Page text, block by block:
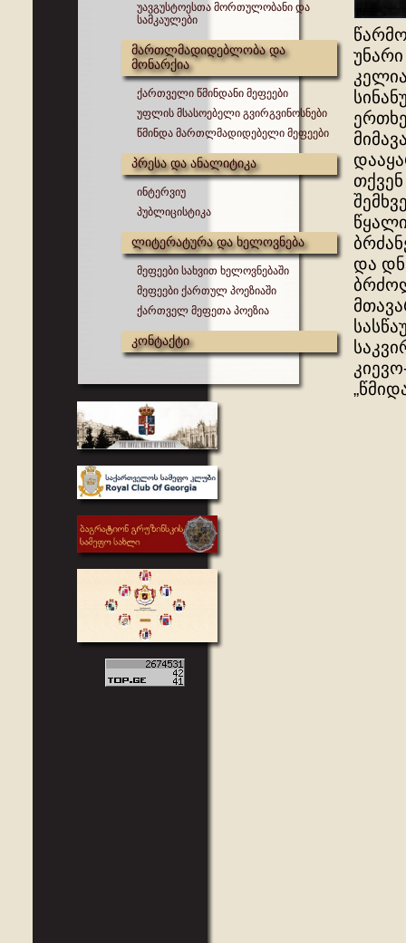
უავგუსტოესთა მორთულობანი და
სამკაულები
მართლმადიდებლობა და
მონარქია
ქართველი წმინდანი მეფეები
უფლის მსასოებელი გვირგვინოსნები
წმინდა მართლმადიდებელი მეფეები
პრესა და ანალიტიკა
ინტერვიუ
პუბლიცისტიკა
ლიტერატურა და ხელოვნება
მეფეები სახვით ხელოვნებაში
მეფეები ქართულ პოეზიაში
ქართველ მეფეთა პოეზია
კონტაქტი
და